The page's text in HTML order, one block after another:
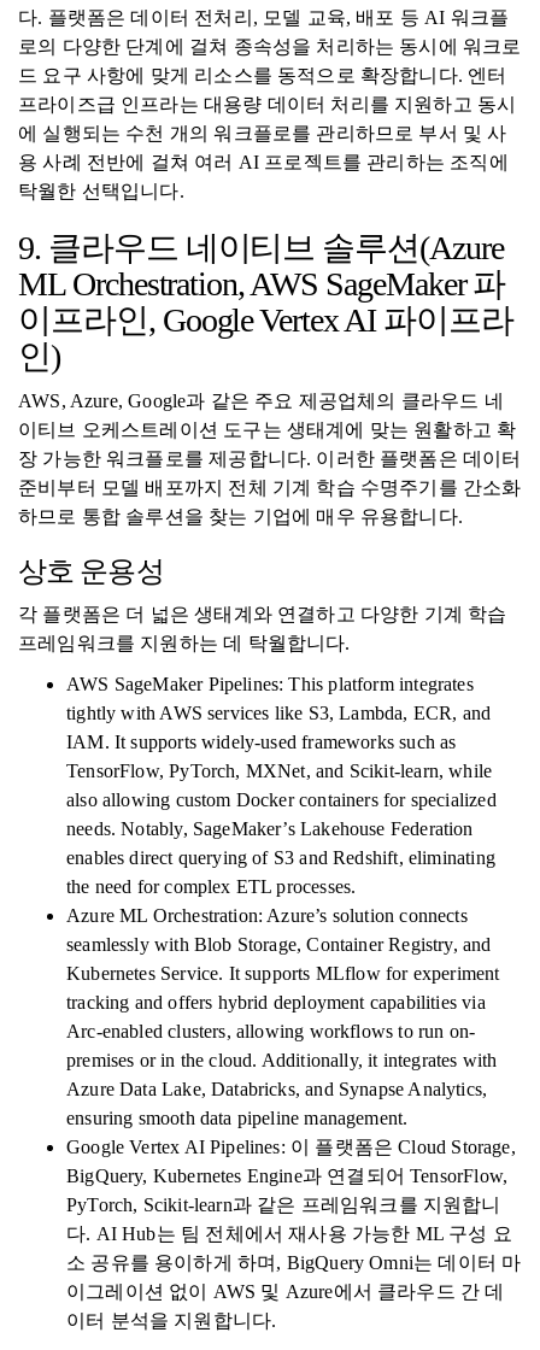
다. 플랫폼은 데이터 전처리, 모델 교육, 배포 등 AI 워크플
로의 다양한 단계에 걸쳐 종속성을 처리하는 동시에 워크로
드 요구 사항에 맞게 리소스를 동적으로 확장합니다. 엔터
프라이즈급 인프라는 대용량 데이터 처리를 지원하고 동시
에 실행되는 수천 개의 워크플로를 관리하므로 부서 및 사
용 사례 전반에 걸쳐 여러 AI 프로젝트를 관리하는 조직에
탁월한 선택입니다.
9. 클라우드 네이티브 솔루션(Azure
ML Orchestration, AWS SageMaker 파
이프라인, Google Vertex AI 파이프라
인)
AWS, Azure, Google과 같은 주요 제공업체의 클라우드 네
이티브 오케스트레이션 도구는 생태계에 맞는 원활하고 확
장 가능한 워크플로를 제공합니다. 이러한 플랫폼은 데이터
준비부터 모델 배포까지 전체 기계 학습 수명주기를 간소화
하므로 통합 솔루션을 찾는 기업에 매우 유용합니다.
상호 운용성
각 플랫폼은 더 넓은 생태계와 연결하고 다양한 기계 학습
프레임워크를 지원하는 데 탁월합니다.
AWS SageMaker Pipelines: This platform integrates
tightly with AWS services like S3, Lambda, ECR, and
IAM. It supports widely-used frameworks such as
TensorFlow, PyTorch, MXNet, and Scikit-learn, while
also allowing custom Docker containers for specialized
needs. Notably, SageMaker’s Lakehouse Federation
enables direct querying of S3 and Redshift, eliminating
the need for complex ETL processes.
Azure ML Orchestration: Azure’s solution connects
seamlessly with Blob Storage, Container Registry, and
Kubernetes Service. It supports MLflow for experiment
tracking and offers hybrid deployment capabilities via
Arc-enabled clusters, allowing workflows to run on-
premises or in the cloud. Additionally, it integrates with
Azure Data Lake, Databricks, and Synapse Analytics,
ensuring smooth data pipeline management.
Google Vertex AI Pipelines: 이 플랫폼은 Cloud Storage,
BigQuery, Kubernetes Engine과 연결되어 TensorFlow,
PyTorch, Scikit-learn과 같은 프레임워크를 지원합니
다. AI Hub는 팀 전체에서 재사용 가능한 ML 구성 요
소 공유를 용이하게 하며, BigQuery Omni는 데이터 마
이그레이션 없이 AWS 및 Azure에서 클라우드 간 데
이터 분석을 지원합니다.